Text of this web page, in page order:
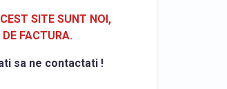
SITE SUNT NOI,
FACTURA.
sa ne contactati !